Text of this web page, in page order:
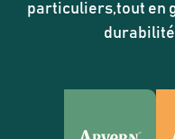
particuliers,tout en